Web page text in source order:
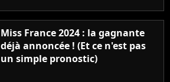
Miss France 2024 : la gagnante
déjà annoncée ! (Et ce n'est pas
un simple pronostic)